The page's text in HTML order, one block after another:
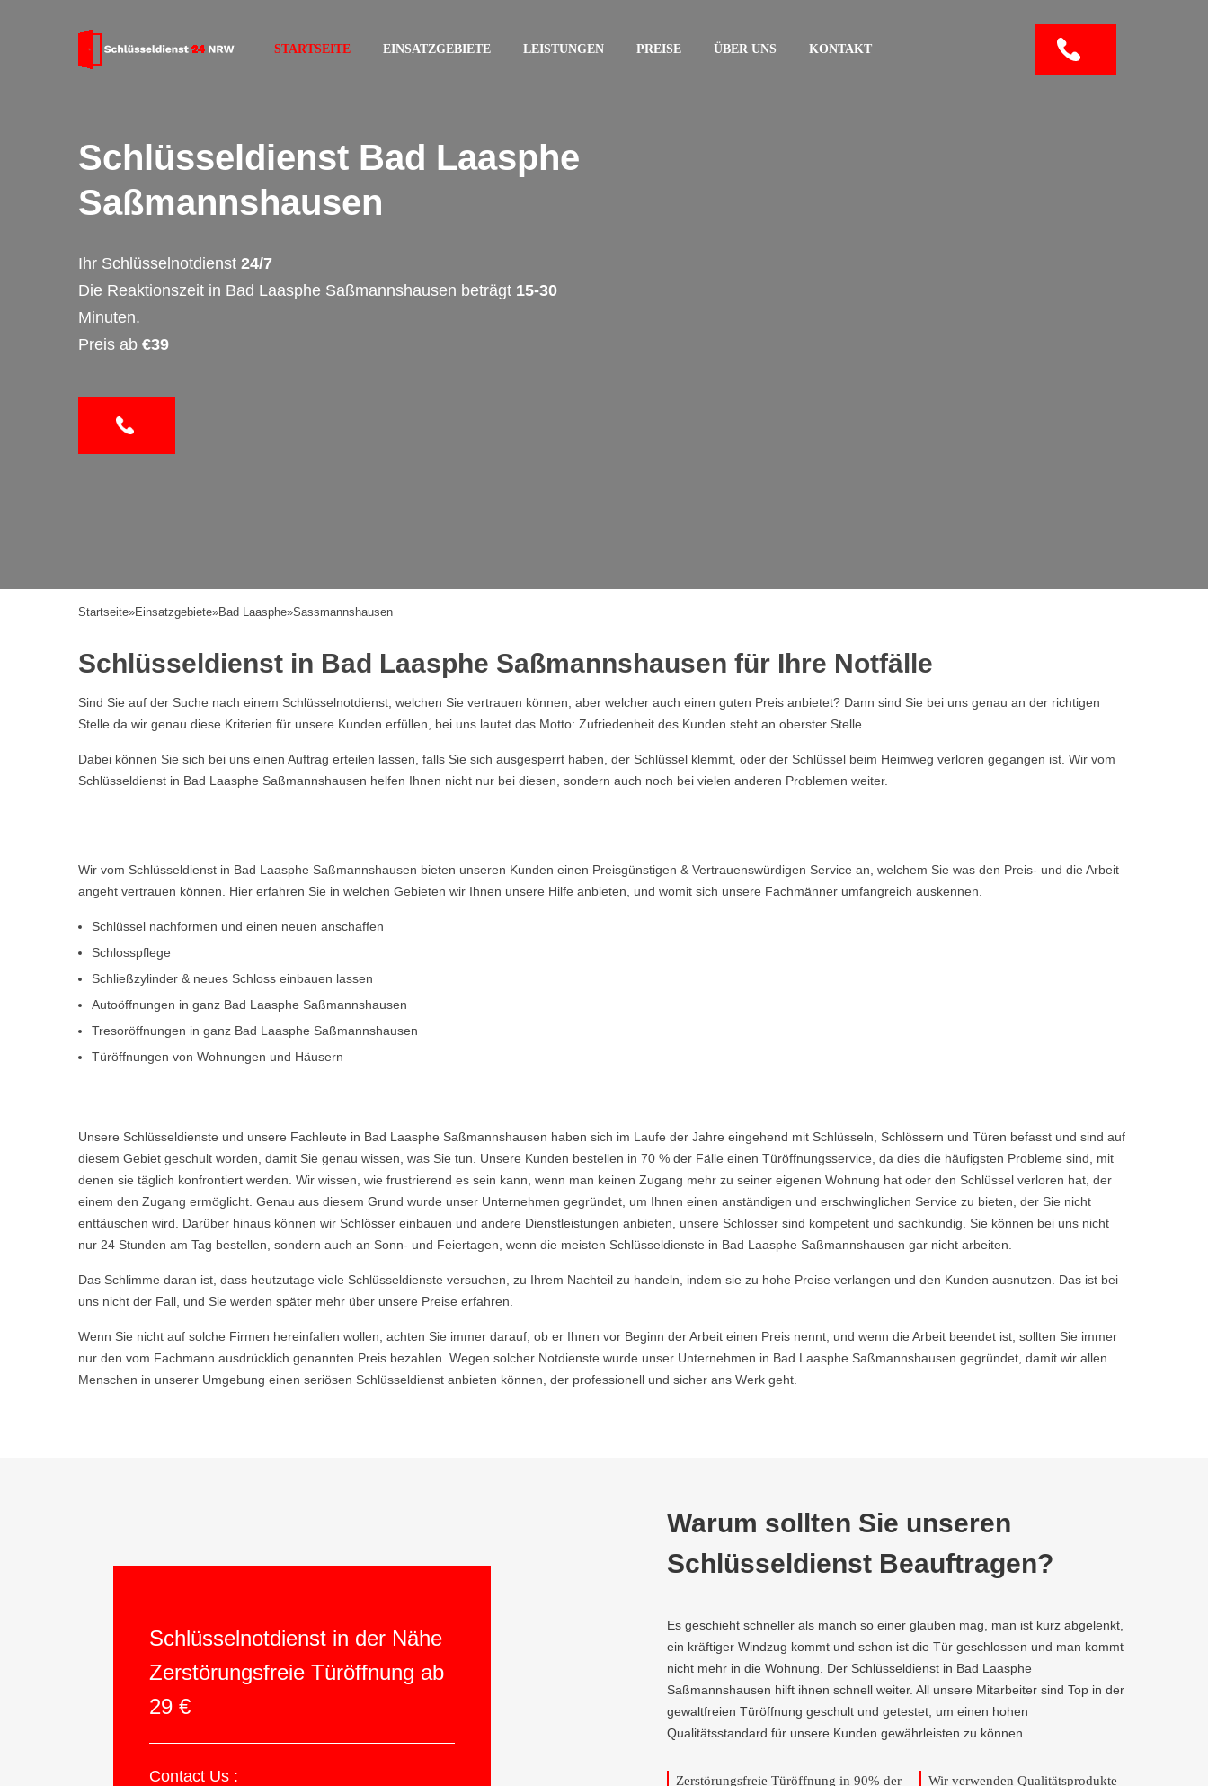
STARTSEITE EINSATZGEBIETE LEISTUNGEN PREISE ÜBER UNS KONTAKT
Schlüsseldienst Bad Laasphe
Saßmannshausen
Ihr Schlüsselnotdienst 24/7
Die Reaktionszeit in Bad Laasphe Saßmannshausen beträgt 15-30
Minuten.
Preis ab €39
Startseite»Einsatzgebiete»Bad Laasphe»Sassmannshausen
Schlüsseldienst in Bad Laasphe Saßmannshausen für Ihre Notfälle
Sind Sie auf der Suche nach einem Schlüsselnotdienst, welchen Sie vertrauen können, aber welcher auch einen guten Preis anbietet? Dann sind Sie bei uns genau an der richtigen
Stelle da wir genau diese Kriterien für unsere Kunden erfüllen, bei uns lautet das Motto: Zufriedenheit des Kunden steht an oberster Stelle.
Dabei können Sie sich bei uns einen Auftrag erteilen lassen, falls Sie sich ausgesperrt haben, der Schlüssel klemmt, oder der Schlüssel beim Heimweg verloren gegangen ist. Wir vom
Schlüsseldienst in Bad Laasphe Saßmannshausen helfen Ihnen nicht nur bei diesen, sondern auch noch bei vielen anderen Problemen weiter.
Wir vom Schlüsseldienst in Bad Laasphe Saßmannshausen bieten unseren Kunden einen Preisgünstigen & Vertrauenswürdigen Service an, welchem Sie was den Preis- und die Arbeit
angeht vertrauen können. Hier erfahren Sie in welchen Gebieten wir Ihnen unsere Hilfe anbieten, und womit sich unsere Fachmänner umfangreich auskennen.
Schlüssel nachformen und einen neuen anschaffen
Schlosspflege
Schließzylinder & neues Schloss einbauen lassen
Autoöffnungen in ganz Bad Laasphe Saßmannshausen
Tresoröffnungen in ganz Bad Laasphe Saßmannshausen
Türöffnungen von Wohnungen und Häusern
Unsere Schlüsseldienste und unsere Fachleute in Bad Laasphe Saßmannshausen haben sich im Laufe der Jahre eingehend mit Schlüsseln, Schlössern und Türen befasst und sind auf
diesem Gebiet geschult worden, damit Sie genau wissen, was Sie tun. Unsere Kunden bestellen in 70 % der Fälle einen Türöffnungsservice, da dies die häufigsten Probleme sind, mit
denen sie täglich konfrontiert werden. Wir wissen, wie frustrierend es sein kann, wenn man keinen Zugang mehr zu seiner eigenen Wohnung hat oder den Schlüssel verloren hat, der
einem den Zugang ermöglicht. Genau aus diesem Grund wurde unser Unternehmen gegründet, um Ihnen einen anständigen und erschwinglichen Service zu bieten, der Sie nicht
enttäuschen wird. Darüber hinaus können wir Schlösser einbauen und andere Dienstleistungen anbieten, unsere Schlosser sind kompetent und sachkundig. Sie können bei uns nicht
nur 24 Stunden am Tag bestellen, sondern auch an Sonn- und Feiertagen, wenn die meisten Schlüsseldienste in Bad Laasphe Saßmannshausen gar nicht arbeiten.
Das Schlimme daran ist, dass heutzutage viele Schlüsseldienste versuchen, zu Ihrem Nachteil zu handeln, indem sie zu hohe Preise verlangen und den Kunden ausnutzen. Das ist bei
uns nicht der Fall, und Sie werden später mehr über unsere Preise erfahren.
Wenn Sie nicht auf solche Firmen hereinfallen wollen, achten Sie immer darauf, ob er Ihnen vor Beginn der Arbeit einen Preis nennt, und wenn die Arbeit beendet ist, sollten Sie immer
nur den vom Fachmann ausdrücklich genannten Preis bezahlen. Wegen solcher Notdienste wurde unser Unternehmen in Bad Laasphe Saßmannshausen gegründet, damit wir allen
Menschen in unserer Umgebung einen seriösen Schlüsseldienst anbieten können, der professionell und sicher ans Werk geht.
Schlüsselnotdienst in der Nähe
Zerstörungsfreie Türöffnung ab
29 €
Contact Us :
Warum sollten Sie unseren
Schlüsseldienst Beauftragen?
Es geschieht schneller als manch so einer glauben mag, man ist kurz abgelenkt,
ein kräftiger Windzug kommt und schon ist die Tür geschlossen und man kommt
nicht mehr in die Wohnung. Der Schlüsseldienst in Bad Laasphe
Saßmannshausen hilft ihnen schnell weiter. All unsere Mitarbeiter sind Top in der
gewaltfreien Türöffnung geschult und getestet, um einen hohen
Qualitätsstandard für unsere Kunden gewährleisten zu können.
Zerstörungsfreie Türöffnung in 90% der
Wir verwenden Qualitätsprodukte